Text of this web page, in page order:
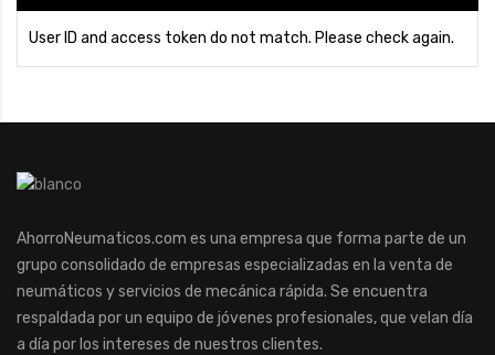
User ID and access token do not match. Please check again.
AhorroNeumaticos.com es una empresa que forma parte de un
grupo consolidado de empresas especializadas en la venta de
neumáticos y servicios de mecánica rápida. Se encuentra
respaldada por un equipo de jóvenes profesionales, que velan día
a día por los intereses de nuestros clientes.